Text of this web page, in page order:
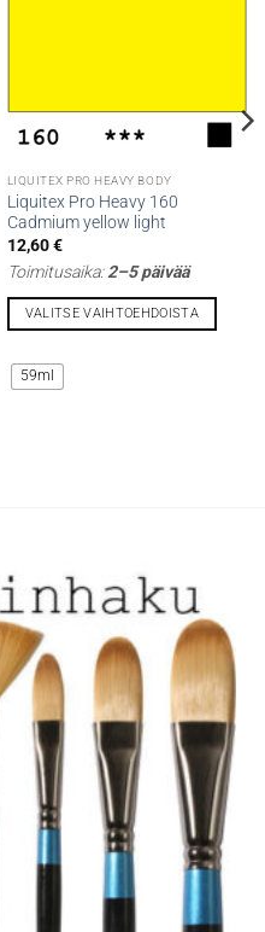
LIQUITEX PRO HEAVY BODY
Liquitex Pro Heavy 160
Cadmium yellow light
12,60€
Toimitusaika:2–5 päivää
VALITSE VAIHTOEHDOISTA
tuotteella
on
59ml